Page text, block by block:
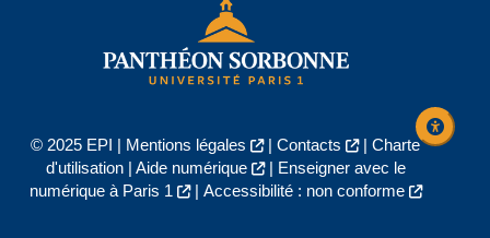
© 2025 EPI | Mentions légales | Contacts | Charte
d'utilisation| Aide numérique |
Enseigner avec le
numérique à Paris 1
| Accessibilité : non conforme